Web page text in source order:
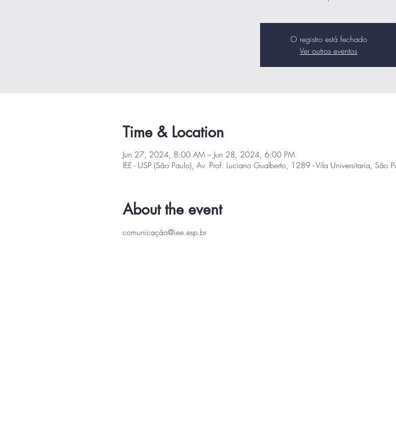
O registro está fechado
Ver outros eventos
Time & Location
Jun 27, 2024, 8:00 AM – Jun 28, 2024, 6:00 PM
IEE - USP (São Paulo), Av. Prof. Luciano Gualberto, 1289 - Vila Universitaria, São
About the event
comunicação@iee.esp.br